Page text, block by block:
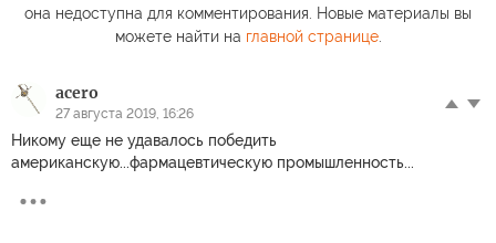
она недоступна для комментирования. Новые материалы вы
можете найти на главной странице.
acero
27 августа 2019, 16:26
Никому еще не удавалось победить
американскую...фармацевтическую промышленность...